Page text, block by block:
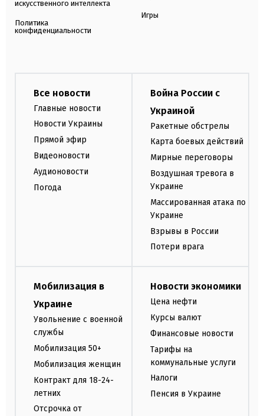
искусственного интеллекта
Политика
конфиденциальности
Игры
Все новости
Главные новости
Новости Украины
Прямой эфир
Видеоновости
Аудионовости
Погода
Война России с
Украиной
Ракетные обстрелы
Карта боевых действий
Мирные переговоры
Воздушная тревога в
Украине
Массированная атака по
Украине
Взрывы в России
Потери врага
Мобилизация в
Украине
Увольнение с военной
службы
Мобилизация 50+
Мобилизация женщин
Контракт для 18-24-
летних
Отсрочка от
Новости экономики
Цена нефти
Курсы валют
Финансовые новости
Тарифы на
коммунальные услуги
Налоги
Пенсия в Украине